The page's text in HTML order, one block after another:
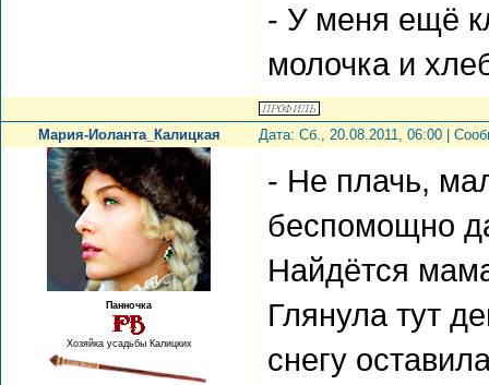
- У меня ещё
молочка и
Мария-Иоланта_Калицкая Дата: Сб., 20.08.2011, 06:00 |
Панночка
Хозяйка усадьбы Калицких
- Не плачь,
беспомощно
Найдётся
Глянула тут
снегу